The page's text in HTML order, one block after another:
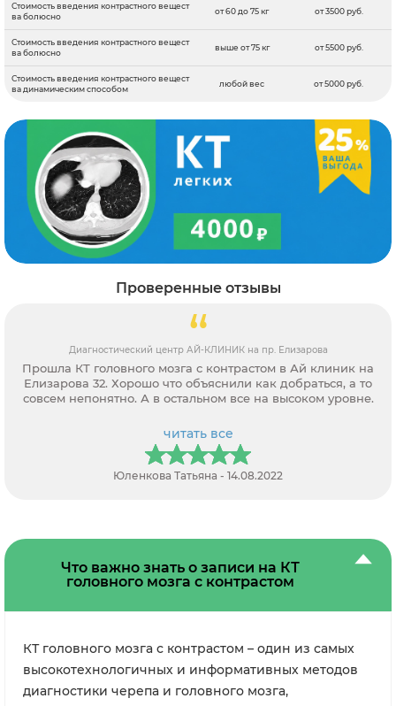
Стоимость введения контрастного вещест
ва болюсно
от 60 до 75 кг от 3500 руб.
Стоимость введения контрастного вещест
ва болюсно
выше от 75 кг от 5500 руб.
Стоимость введения контрастного вещест
ва динамическим способом
любой вес от 5000 руб.
Проверенные отзывы
Диагностический центр АЙ-КЛИНИК на пр. Елизарова
Прошла КТ головного мозга с контрастом в Ай клиник на
Елизарова 32. Хорошо что объяснили как добраться, а то
совсем непонятно. А в остальном все на высоком уровне.
читать все
Юленкова Татьяна - 14.08.2022
Что важно знать о записи на КТ
головного мозга с контрастом
КТ головного мозга с контрастом – один из самых
высокотехнологичных и информативных методов
диагностики черепа и головного мозга,